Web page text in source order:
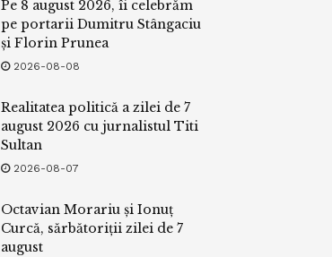
Pe 8 august 2026, îi celebrăm
pe portarii Dumitru Stângaciu
și Florin Prunea
2026-08-08
Realitatea politică a zilei de 7
august 2026 cu jurnalistul Titi
Sultan
2026-08-07
Octavian Morariu și Ionuț
Curcă, sărbătoriții zilei de 7
august